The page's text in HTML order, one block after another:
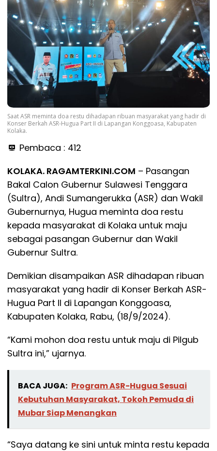
Saat ASR meminta doa restu dihadapan ribuan masyarakat yang hadir di
Konser Berkah ASR-Hugua Part II di Lapangan Konggoasa, Kabupaten
Kolaka.
Pembaca : 412
KOLAKA. RAGAMTERKINI.COM – Pasangan
Bakal Calon Gubernur Sulawesi Tenggara
(Sultra), Andi Sumangerukka (ASR) dan Wakil
Gubernurnya, Hugua meminta doa restu
kepada masyarakat di Kolaka untuk maju
sebagai pasangan Gubernur dan Wakil
Gubernur Sultra.
Demikian disampaikan ASR dihadapan ribuan
masyarakat yang hadir di Konser Berkah ASR-
Hugua Part II di Lapangan Konggoasa,
Kabupaten Kolaka, Rabu, (18/9/2024).
“Kami mohon doa restu untuk maju di Pilgub
Sultra ini,” ujarnya.
BACA JUGA: Program ASR-Hugua Sesuai
Kebutuhan Masyarakat, Tokoh Pemuda di
Mubar Siap Menangkan
“Saya datang ke sini untuk minta restu kepada